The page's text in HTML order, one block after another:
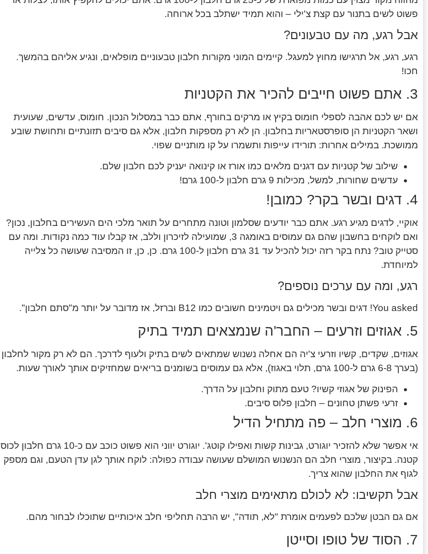
פשוט לשים בתנור עם קצת צ'ילי – והוא תמיד ישתלב בכל ארוחה.
אבל רגע, מה עם טבעונים?
רגע, רגע, אל תרגישו מחוץ למעגל. קיימים המוני מקורות חלבון טבעוניים מופלאים, ונגיע אליהם בהמשך.
חכו!
3. אתם פשוט חייבים להכיר את הקטניות
אם יש לכם אהבה לספלי חומוס בקיץ או מרקים בחורף, אתם כבר במסלול הנכון. חומוס, עדשים, שעועית
ושאר הקטניות הן סופרסטאריות בחלבון. הן לא רק מספקות חלבון, אלא גם סיבים תזונתיים ותחושת שובע
ממושכת. במילים אחרות: תורידו עייפות ותשמרו על קו מותניים שפוי.
שילוב של קטניות עם דגנים מלאים כמו אורז או קינואה יעניק לכם חלבון שלם.
עדשים שחורות, למשל, מכילות 9 גרם חלבון ל-100 גרם!
4. דגים ובשר בקר? כמובן!
אוקיי, לדגים מגיע רגע. אתם כבר יודעים שסלמון וטונה מתחרים על תואר מלכי הים העשירים בחלבון, נכון?
ואם לוקחים בחשבון שהם גם עמוסים באומגה 3, שמועילה לזיכרון וללב, אז קבלו עוד כמה נקודות. ומה עם
סטייק טוב? נתח בקר רזה יכול להכיל עד 31 גרם חלבון ל-100 גרם. כן, כן, זו המסיבה שעושה כל צלייה
למיוחדת.
רגע, ומה עם ערכים נוספים?
You asked! דגים ובשר מכילים גם ויטמינים חשובים כמו B12 וברזל, אז מדובר על יותר מ"סתם חלבון".
5. אגוזים וזרעים – החבר'ה שנמצאים תמיד בתיק
אגוזים, שקדים, קשיו וזרעי צ'יה הם אחלה נשנוש שמתאים לשים בתיק ולעוף לדרכך. הם לא רק מקור לחלבון
(בערך 6-8 גרם ל-100 גרם, תלוי באגוז), אלא גם עמוסים בשומנים בריאים שמחזיקים אותך לאורך שעות.
הפינוק של אגוזי קשיו? טעם מתוק וחלבון על הדרך.
זרעי פשתן טחונים – חלבון פלוס סיבים.
6. מוצרי חלב – פה מתחיל הדיל
אי אפשר שלא להזכיר יוגורט, גבינות קשות ואפילו קוטג'. יוגורט יווני הוא פשוט כוכב עם כ-10 גרם חלבון לכוס
קטנה. בקיצור, מוצרי חלב הם הנשנוש המושלם שעושה עבודה כפולה: לוקח אותך לגן עדן הטעם, וגם מספק
לגוף את החלבון שהוא צריך.
אבל תקשיבו: לא לכולם מתאימים מוצרי חלב
אם גם הבטן שלכם לפעמים אומרת "לא, תודה", יש הרבה תחליפי חלב איכותיים שתוכלו לבחור מהם.
7. הסוד של טופו וסייטן